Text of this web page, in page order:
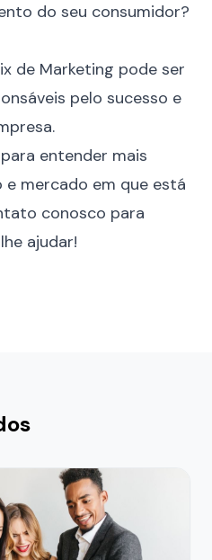
do seu consumidor?
de Marketing pode ser
pelo sucesso e
entender mais
mercado em que está
conosco para
ajudar!